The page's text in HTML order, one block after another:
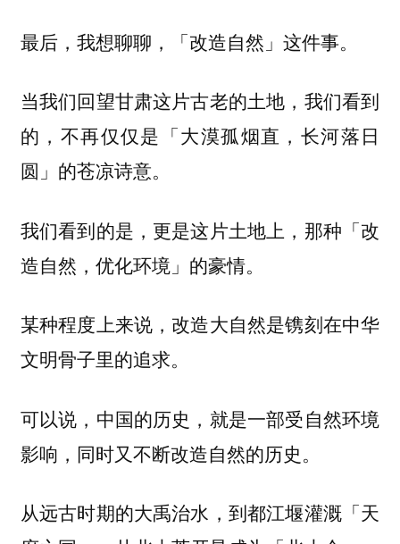
最后，我想聊聊，「改造自然」这件事。
当我们回望甘肃这片古老的土地，我们看到
的，不再仅仅是「大漠孤烟直，长河落日
圆」的苍凉诗意。
我们看到的是，更是这片土地上，那种「改
造自然，优化环境」的豪情。
某种程度上来说，改造大自然是镌刻在中华
文明骨子里的追求。
可以说，中国的历史，就是一部受自然环境
影响，同时又不断改造自然的历史。
从远古时期的大禹治水，到都江堰灌溉「天